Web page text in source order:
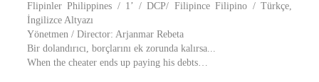
Flipinler Philippines / 1’ / DCP/ Filipince Filipino / Türkçe,
İngilizce Altyazı
Yönetmen / Director: Arjanmar Rebeta
Bir dolandırıcı, borçlarını ek zorunda kalırsa...
When the cheater ends up paying his debts…